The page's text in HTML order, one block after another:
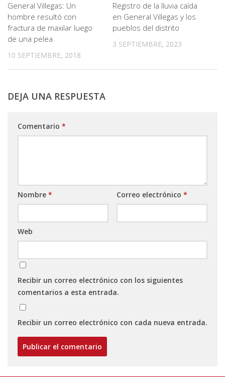
General Villegas: Un
hombre resultó con
fractura de maxilar luego
de una pelea
10 SEPTIEMBRE, 2018
Registro de la lluvia caída
en General Villegas y los
pueblos del distrito
3 SEPTIEMBRE, 2023
DEJA UNA RESPUESTA
Comentario *
Nombre * Correo electrónico *
Web
Recibir un correo electrónico con los siguientes
comentarios a esta entrada.
Recibir un correo electrónico con cada nueva entrada.